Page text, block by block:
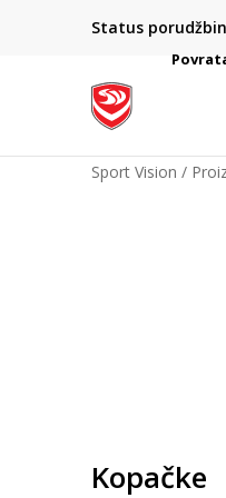
Status
Sport Vision
Kopačke